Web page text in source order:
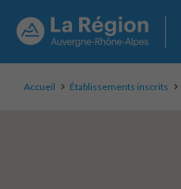
Accueil Établissements inscrits